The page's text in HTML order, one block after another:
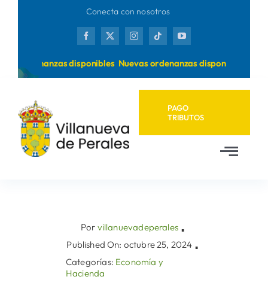
Conecta con nosotros
ordenanzas disponibles Nuevas ordenanzas disponibles
PAGO
TRIBUTOS
AyuntamientoPor villanuevadeperales ▪
Published On: octubre 25, 2024 ▪
Categorías: Economía y
Hacienda